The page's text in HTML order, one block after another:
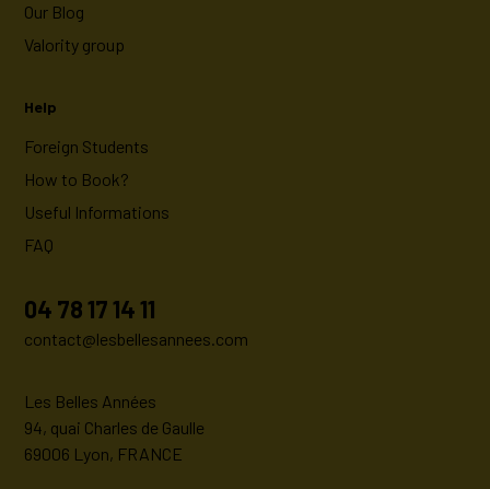
Our Blog
Valority group
Help
Foreign Students
How to Book?
Useful Informations
FAQ
04 78 17 14 11
contact@lesbellesannees.com
Les Belles Années
94, quai Charles de Gaulle
69006 Lyon, FRANCE